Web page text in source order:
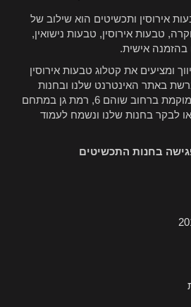
אירוסין ותכשיטים הוא שילוב של
טבעות אירוסין, טבעות נישואין,
בהזמנה אישית.
ומציעים את קטלוג טבעות אירוסין
באתר האינטרנט שלנו ובחנות
המפעל לתכשיטים אשר ממוקמת ברחוב שוהם 6, רמת גן במתחם
לבקר בחנות שלנו ונשמח לעמוד
בחנות התכשיטים